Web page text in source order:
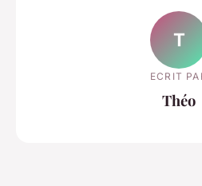
T
ECRIT
Théo